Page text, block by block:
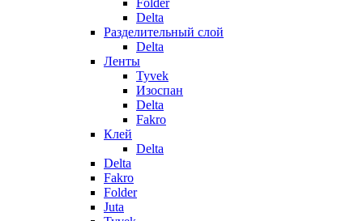
Folder
Delta
Разделительный слой
Delta
Ленты
Tyvek
Изоспан
Delta
Fakro
Клей
Delta
Delta
Fakro
Folder
Juta